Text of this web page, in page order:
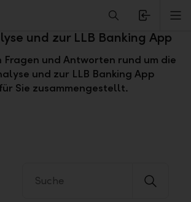
zur LLB
und zur LLB Banking App
Fragen und Antworten rund um die
und zur LLB Banking App
Sie zusammengestellt.